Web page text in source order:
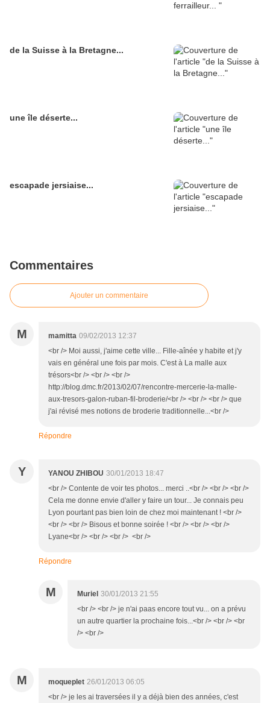
de la Suisse à la Bretagne...
une île déserte...
escapade jersiaise...
Commentaires
Ajouter un commentaire
M mamitta 09/02/2013 12:37
<br /> Moi aussi, j'aime cette ville... Fille-aînée y habite et j'y
vais en général une fois par mois. C'est à La malle aux
trésors<br /> <br /> <br />
http://blog.dmc.fr/2013/02/07/rencontre-mercerie-la-malle-
aux-tresors-galon-ruban-fil-broderie/<br /> <br /> <br /> que
j'ai révisé mes notions de broderie traditionnelle...<br />
Répondre
Y YANOU ZHIBOU 30/01/2013 18:47
<br /> Contente de voir tes photos... merci ..<br /> <br /> <br />
Cela me donne envie d'aller y faire un tour... Je connais peu
Lyon pourtant pas bien loin de chez moi maintenant ! <br />
<br /> <br /> Bisous et bonne soirée ! <br /> <br /> <br />
Lyane<br /> <br /> <br /> <br />
Répondre
M Muriel 30/01/2013 21:55
<br /> <br /> je n'ai paas encore tout vu... on a prévu
un autre quartier la prochaine fois...<br /> <br /> <br
/> <br />
M moqueplet 26/01/2013 06:05
<br /> je les ai traversées il y a déjà bien des années, c'est